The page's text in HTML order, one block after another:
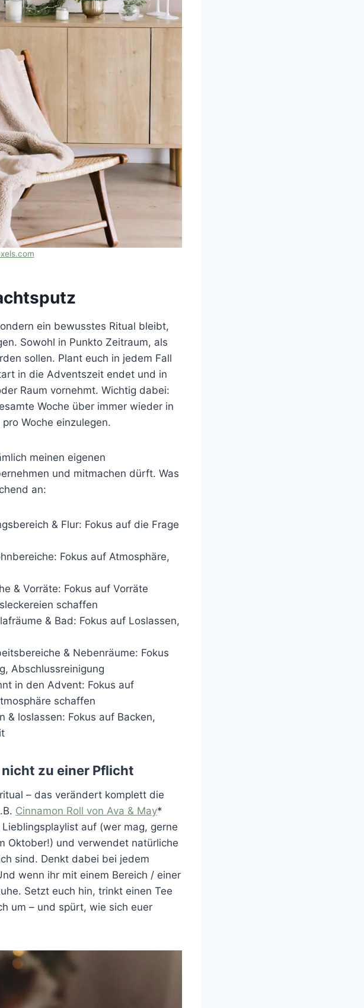
ein bewusstes Ritual bleibt,
Sowohl in Punkto Zeitraum, als
sollen. Plant euch in jedem Fall
in die Adventszeit endet und in
Raum vornehmt. Wichtig dabei:
Woche über immer wieder in
Woche einzulegen.
meinen eigenen
und mitmachen dürft. Was
an:
& Flur: Fokus auf die Frage
Fokus auf Atmosphäre,
& Vorräte: Fokus auf Vorräte
schaffen
& Bad: Fokus auf Loslassen,
& Nebenräume: Fokus
Abschlussreinigung
in den Advent: Fokus auf
schaffen
& loslassen: Fokus auf Backen,
zu einer Pflicht
– das verändert komplett die
Cinnamon Roll von Ava & May*
auf (wer mag, gerne
Oktober!) und verwendet natürliche
sind. Denkt dabei bei jedem
wenn ihr mit einem Bereich / einer
Setzt euch hin, trinkt einen Tee
um – und spürt, wie sich euer